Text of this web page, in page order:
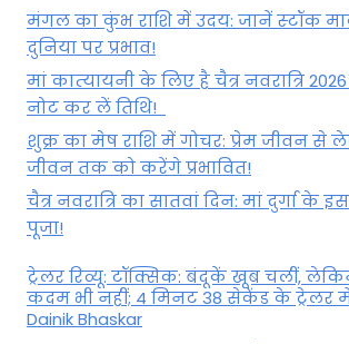
मंगल का कुंभ राशि में उदय: जानें स्‍टॉक
दुनिया पर प्रभाव!
मां कात्‍यायनी के लिए है चैत्र नवरात्रि
नोट कर लें तिथि!
शुक्र का मेष राशि में गोचर: प्रेम जीवन से
जीवन तक को करेंगे प्रभावित!
चैत्र नवरात्रि का सातवां दिन: मां दुर्गा के
पूजा!
ट्रेलर रिव्यू: टॉक्सिक: बंदूकें खूब चलीं,
कदम भी नहीं; 4 मिनट 38 सेकेंड के ट्रेलर
Dainik Bhaskar